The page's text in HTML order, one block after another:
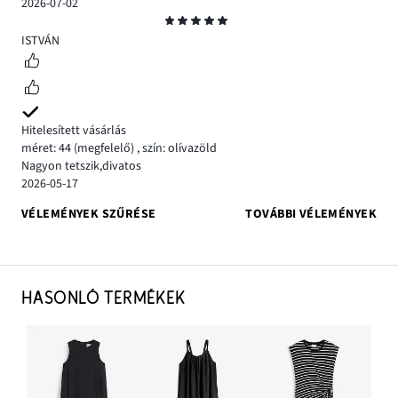
2026-07-02
5
ISTVÁN
Hitelesített vásárlás
méret: 44 (megfelelő) ,szín: olívazöld
Nagyon tetszik,divatos
2026-05-17
VÉLEMÉNYEK SZŰRÉSE
TOVÁBBI VÉLEMÉNYEK
HASONLÓ TERMÉKEK